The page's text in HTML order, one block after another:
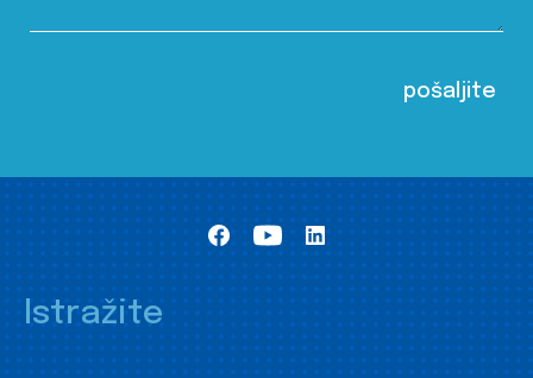
Istražite